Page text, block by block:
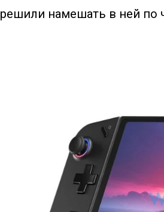
решили намешать в ней по